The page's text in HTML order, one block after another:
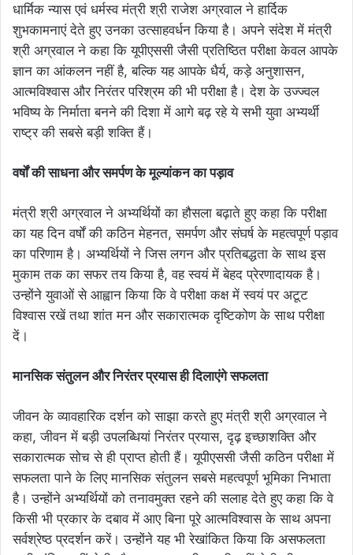
धार्मिक न्यास एवं धर्मस्व मंत्री श्री राजेश अग्रवाल ने हार्दिक
शुभकामनाएं देते हुए उनका उत्साहवर्धन किया है। अपने संदेश में मंत्री
श्री अग्रवाल ने कहा कि यूपीएससी जैसी प्रतिष्ठित परीक्षा केवल आपके
ज्ञान का आंकलन नहीं है, बल्कि यह आपके धैर्य, कड़े अनुशासन,
आत्मविश्वास और निरंतर परिश्रम की भी परीक्षा है। देश के उज्ज्वल
भविष्य के निर्माता बनने की दिशा में आगे बढ़ रहे ये सभी युवा अभ्यर्थी
राष्ट्र की सबसे बड़ी शक्ति हैं।
वर्षों की साधना और समर्पण के मूल्यांकन का पड़ाव
मंत्री श्री अग्रवाल ने अभ्यर्थियों का हौसला बढ़ाते हुए कहा कि परीक्षा
का यह दिन वर्षों की कठिन मेहनत, समर्पण और संघर्ष के महत्वपूर्ण पड़ाव
का परिणाम है। अभ्यर्थियों ने जिस लगन और प्रतिबद्धता के साथ इस
मुकाम तक का सफर तय किया है, वह स्वयं में बेहद प्रेरणादायक है।
उन्होंने युवाओं से आह्वान किया कि वे परीक्षा कक्ष में स्वयं पर अटूट
विश्वास रखें तथा शांत मन और सकारात्मक दृष्टिकोण के साथ परीक्षा
दें।
मानसिक संतुलन और निरंतर प्रयास ही दिलाएंगे सफलता
जीवन के व्यावहारिक दर्शन को साझा करते हुए मंत्री श्री अग्रवाल ने
कहा, जीवन में बड़ी उपलब्धियां निरंतर प्रयास, दृढ़ इच्छाशक्ति और
सकारात्मक सोच से ही प्राप्त होती हैं। यूपीएससी जैसी कठिन परीक्षा में
सफलता पाने के लिए मानसिक संतुलन सबसे महत्वपूर्ण भूमिका निभाता
है। उन्होंने अभ्यर्थियों को तनावमुक्त रहने की सलाह देते हुए कहा कि वे
किसी भी प्रकार के दबाव में आए बिना पूरे आत्मविश्वास के साथ अपना
सर्वश्रेष्ठ प्रदर्शन करें। उन्होंने यह भी रेखांकित किया कि असफलता